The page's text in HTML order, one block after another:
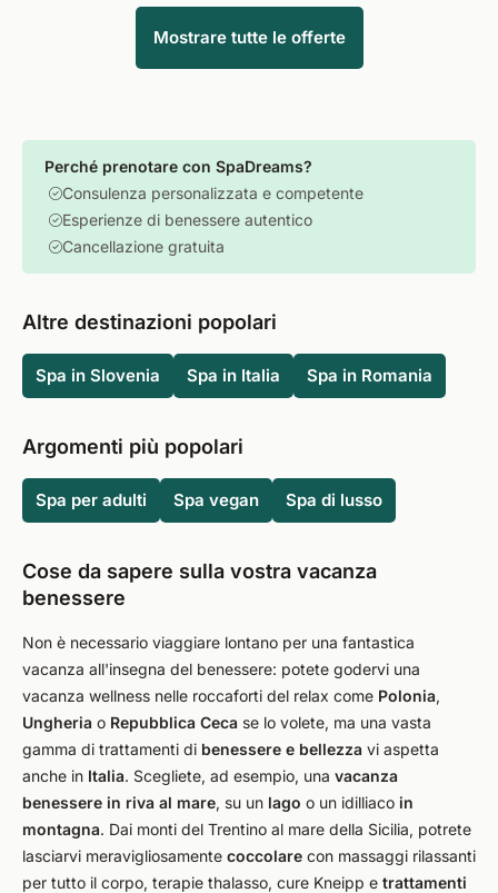
Mostrare tutte le offerte
Perché prenotare con SpaDreams?
Consulenza personalizzata e competente
Esperienze di benessere autentico
Cancellazione gratuita
Altre destinazioni popolari
Spa in Slovenia Spa in Italia Spa in Romania
Argomenti più popolari
Spa per adulti Spa vegan Spa di lusso
Cose da sapere sulla vostra vacanza
benessere
Non è necessario viaggiare lontano per una fantastica
vacanza all'insegna del benessere: potete godervi una
vacanza wellness nelle roccaforti del relax come Polonia,
Ungheria o Repubblica Ceca se lo volete, ma una vasta
gamma di trattamenti di benessere e bellezza vi aspetta
anche in Italia. Scegliete, ad esempio, una vacanza
benessere in riva al mare, su un lago o un idilliaco in
montagna. Dai monti del Trentino al mare della Sicilia, potrete
lasciarvi meravigliosamente coccolare con massaggi rilassanti
per tutto il corpo, terapie thalasso, cure Kneipp e trattamenti